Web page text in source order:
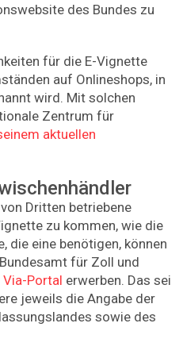
des Bundes zu
für die E-Vignette
auf Onlineshops, in
wird. Mit solchen
Zentrum für
aktuellen
Dritten betriebene
zu kommen, wie die
die eine benötigen, können
für Zoll und
Via-Portal erwerben. Das sei
jeweils die Angabe der
sowie des